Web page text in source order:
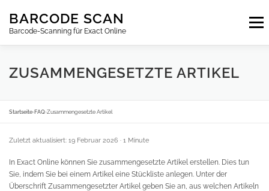
Inhalt
springen
BARCODE SCAN
Barcode-Scanning für Exact Online
Menu
ABONNEMENTS FAQ BLOG KONTAKT
ANMELDEN DE
ZUSAMMENGESETZTE ARTIKEL
Startseite›FAQ›Zusammengesetzte Artikel
Zuletzt aktualisiert: 19 Februar 2026 · 1 Minute
In Exact Online können Sie zusammengesetzte Artikel erstellen. Dies tun
Sie, indem Sie bei einem Artikel eine Stückliste anlegen. Unter der
Überschrift Zusammengesetzter Artikel geben Sie an, aus welchen Artikeln